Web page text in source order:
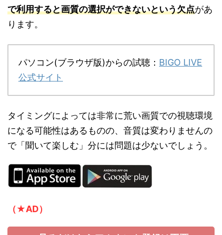
で利用すると画質の選択ができないという欠点があ
ります。
パソコン(ブラウザ版)からの試聴： BIGO LIVE
公式サイト
タイミングによっては非常に荒い画質での視聴環境
になる可能性はあるものの、音質は変わりませんの
で「聞いて楽しむ」分には問題は少ないでしょう。
（★AD）